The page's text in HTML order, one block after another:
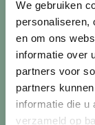
We gebruiken
personaliseren,
en om ons
informatie over
partners voor
partners
informatie die u
verzameld op